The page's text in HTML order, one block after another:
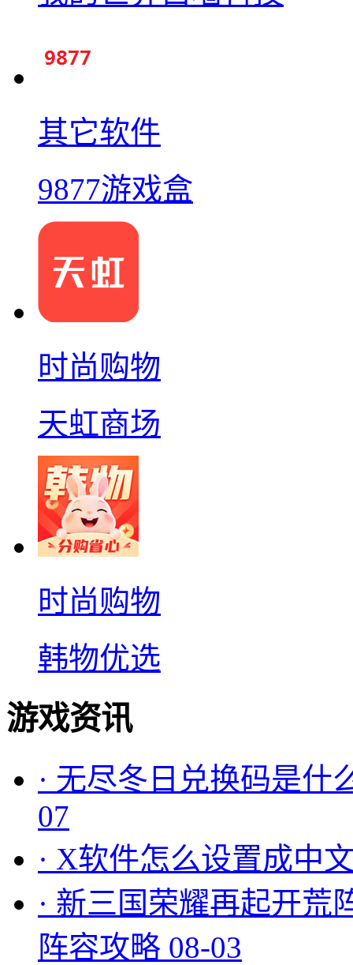
其它软件
9877游戏盒
时尚购物
天虹商场
时尚购物
韩物优选
游戏资讯
· 无尽冬日兑换码是什
07
· X软件怎么设置成中
· 新三国荣耀再起开荒
阵容攻略 08-03